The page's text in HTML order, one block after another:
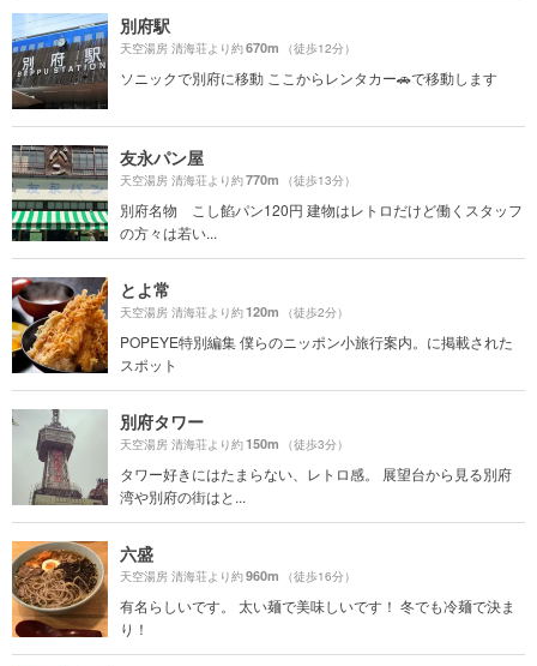
別府駅
天空湯房 清海荘より約670m （徒歩12分）
ソニックで別府に移動 ここからレンタカー🚗で移動します
友永パン屋
天空湯房 清海荘より約770m （徒歩13分）
別府名物 こし餡パン120円 建物はレトロだけど働くスタッフ
の方々は若い...
とよ常
天空湯房 清海荘より約120m （徒歩2分）
POPEYE特別編集 僕らのニッポン小旅行案内。に掲載された
スポット
別府タワー
天空湯房 清海荘より約150m （徒歩3分）
タワー好きにはたまらない、レトロ感。 展望台から見る別府
湾や別府の街はと...
六盛
天空湯房 清海荘より約960m （徒歩16分）
有名らしいです。 太い麺で美味しいです！ 冬でも冷麺で決ま
り！